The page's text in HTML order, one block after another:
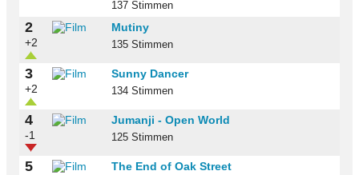
137 Stimmen
2
+2
Mutiny
135 Stimmen
3
+2
Sunny Dancer
134 Stimmen
4
-1
Jumanji - Open World
125 Stimmen
5 The End of Oak Street